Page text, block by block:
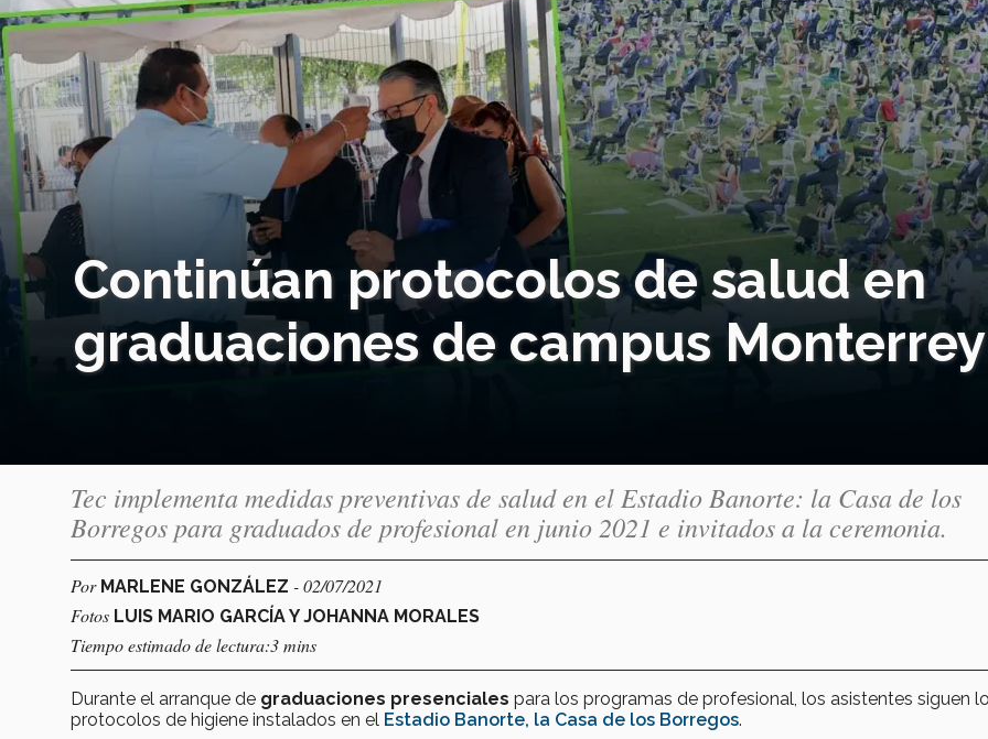
Continúan protocolos de salud en
graduaciones de campus Monterrey
Tec implementa medidas preventivas de salud en el Estadio Banorte: la Casa de los
Borregos para graduados de profesional en junio 2021 e invitados a la ceremonia.
Por MARLENE GONZÁLEZ - 02/07/2021
Fotos LUIS MARIO GARCÍA Y JOHANNA MORALES
Tiempo estimado de lectura:3 mins
Durante el arranque de graduaciones presenciales para los programas de profesional, los asistentes siguen
protocolos de higiene instalados en el Estadio Banorte, la Casa de los Borregos.